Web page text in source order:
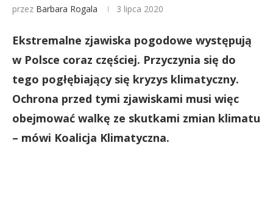
przez Barbara Rogala 3 lipca 2020
Ekstremalne zjawiska pogodowe występują
w Polsce coraz częściej. Przyczynia się do
tego pogłębiający się kryzys klimatyczny.
Ochrona przed tymi zjawiskami musi więc
obejmować walkę ze skutkami zmian klimatu
– mówi Koalicja Klimatyczna.